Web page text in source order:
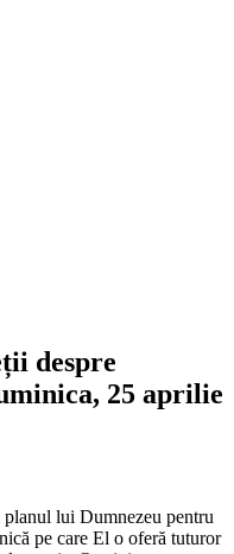
despre
25 aprilie
lui Dumnezeu pentru
pe care El o oferă tuturor